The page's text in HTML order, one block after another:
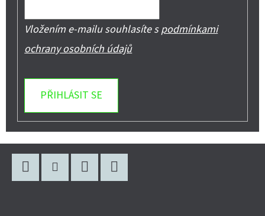
Vložením e-mailu souhlasíte spodmínkami
ochrany osobních údajů
PŘIHLÁSIT SE